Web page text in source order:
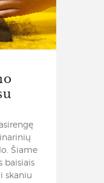
Šiame
baisiais
skaniu